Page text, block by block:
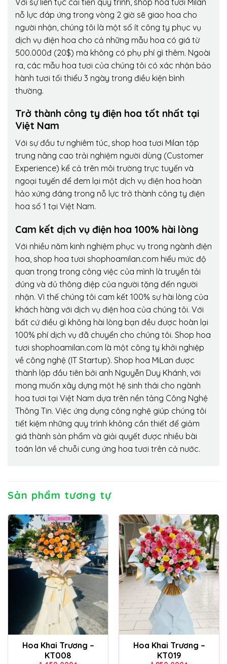
nỗ lực đáp ứng trong vòng 2 giờ sẽ giao hoa cho
người nhận, chúng tôi là một số ít công ty phục vụ
dịch vụ điện hoa cho cả những mẫu hoa có giá từ
500.000đ (20$) mà không có phụ phí gì thêm. Ngoài
ra, các mẫu hoa tươi của chúng tôi có xác nhận bảo
hành tươi tối thiểu 3 ngày trong điều kiện bình
thường.
Trở thành công ty điện hoa tốt nhất tại
Việt Nam
Với sự đầu tư nghiêm túc, shop hoa tươi Milan tập
trung nâng cao trải nghiệm người dùng (Customer
Experience) kể cả trên môi trường trực tuyến và
ngoại tuyến để đem lại một dịch vụ điện hoa hoàn
hảo xứng đáng trong nỗ lực trở thành công ty điện
hoa số 1 tại Việt Nam.
Cam kết dịch vụ điện hoa 100% hài lòng
Với nhiều năm kinh nghiệm phục vụ trong ngành điện
hoa, shop hoa tươi shophoamilan.com hiểu mức độ
quan trọng trong công việc của mình là truyền tải
đúng và đủ thông điệp của người tặng đến người
nhận. Vì thế chúng tôi cam kết 100% sự hài lòng của
khách hàng với dịch vụ điện hoa của chúng tôi. Với
bất cứ điều gì không hài lòng bạn đều được hoàn lại
100% phí dịch vụ đã chuyển cho chúng tôi. Shop hoa
tươi shophoamilan.com là một công ty khởi nghiệp
về công nghệ (IT Startup). Shop hoa MiLan được
thành lập đầu tiên bởi anh Nguyễn Duy Khánh, với
mong muốn xây dựng một hệ sinh thái cho ngành
hoa tươi tại Việt Nam dựa trên nền tảng Công Nghệ
Thông Tin. Việc ứng dụng công nghệ giúp chúng tôi
tiết kiệm những quy trình không cần thiết để giảm
giá thành sản phẩm và giải quyết được nhiều bài
toán lớn về chuỗi cung ứng hoa tươi trên cả nước.
Sản phẩm tương tự
Hoa Khai Trương –
KT008
Hoa Khai Trương –
KT019